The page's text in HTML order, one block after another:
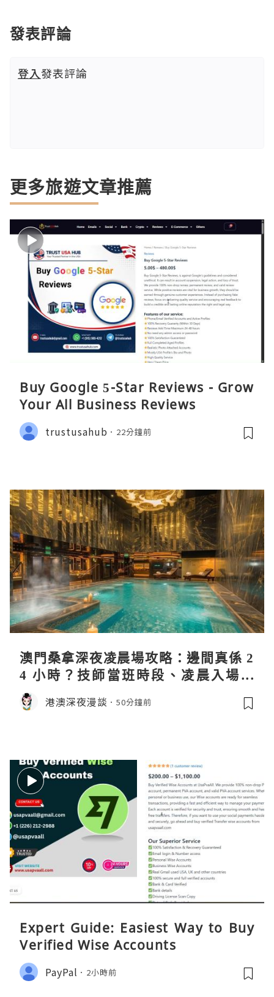
發表評論
登入發表評論
更多旅遊文章推薦
Buy Google 5-Star Reviews - Grow
Your All Business Reviews
trustusahub 22分鐘前
澳門桑拿深夜凌晨場攻略：邊間真係 2
4 小時？技師當班時段、凌晨入場流
程、過夜安排一次過講清
港澳深夜漫談 50分鐘前
Expert Guide: Easiest Way to Buy
Verified Wise Accounts
PayPal 2小時前